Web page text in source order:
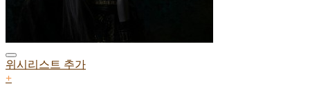
위시리스트 추가
+